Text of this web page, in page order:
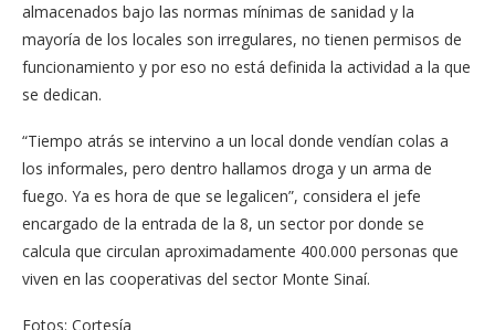
almacenados bajo las normas mínimas de sanidad y la
mayoría de los locales son irregulares, no tienen permisos de
funcionamiento y por eso no está definida la actividad a la que
se dedican.
“Tiempo atrás se intervino a un local donde vendían colas a
los informales, pero dentro hallamos droga y un arma de
fuego. Ya es hora de que se legalicen”, considera el jefe
encargado de la entrada de la 8, un sector por donde se
calcula que circulan aproximadamente 400.000 personas que
viven en las cooperativas del sector Monte Sinaí.
Fotos: Cortesía